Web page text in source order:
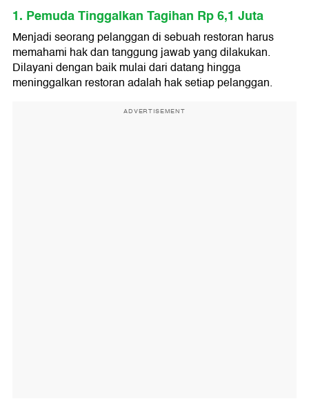
1. Pemuda Tinggalkan Tagihan Rp 6,1 Juta
Menjadi seorang pelanggan di sebuah restoran harus
memahami hak dan tanggung jawab yang dilakukan.
Dilayani dengan baik mulai dari datang hingga
meninggalkan restoran adalah hak setiap pelanggan.
ADVERTISEMENT